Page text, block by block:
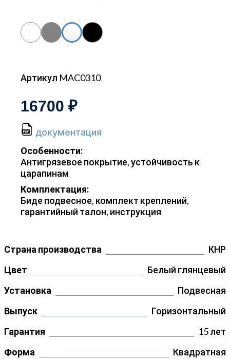
Артикул MAC0310
16700 ₽
документация
Особенности:
Антигрязевое покрытие, устойчивость к
царапинам
Комплектация:
Биде подвесное, комплект креплений,
гарантийный талон, инструкция
Страна производства
КНР
Цвет
Белый глянцевый
Установка
Подвесная
Выпуск
Горизонтальный
Гарантия
15 лет
Форма
Квадратная